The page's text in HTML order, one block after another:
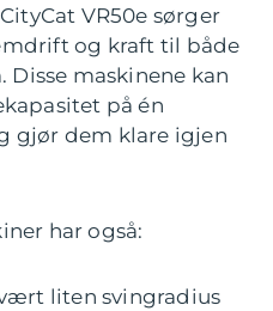
VR50e sørger
og kraft til både
Disse maskinene kan
på én
gjør dem klare igjen
har også:
liten svingradius